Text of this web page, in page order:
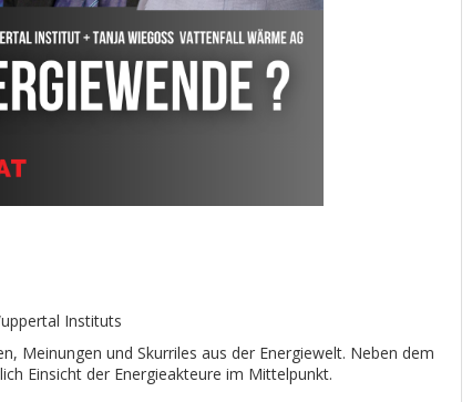
Instituts
Meinungen und Skurriles aus der Energiewelt. Neben dem
Einsicht der Energieakteure im Mittelpunkt.